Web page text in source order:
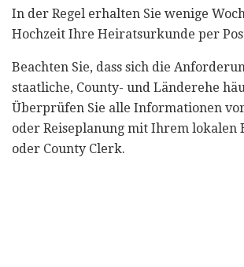
In der Regel erhalten Sie wenige
Hochzeit Ihre Heiratsurkunde per
Beachten Sie, dass sich die
staatliche, County- und Länderehe
Überprüfen Sie alle Informationen
oder Reiseplanung mit Ihrem lokalen
oder County Clerk.